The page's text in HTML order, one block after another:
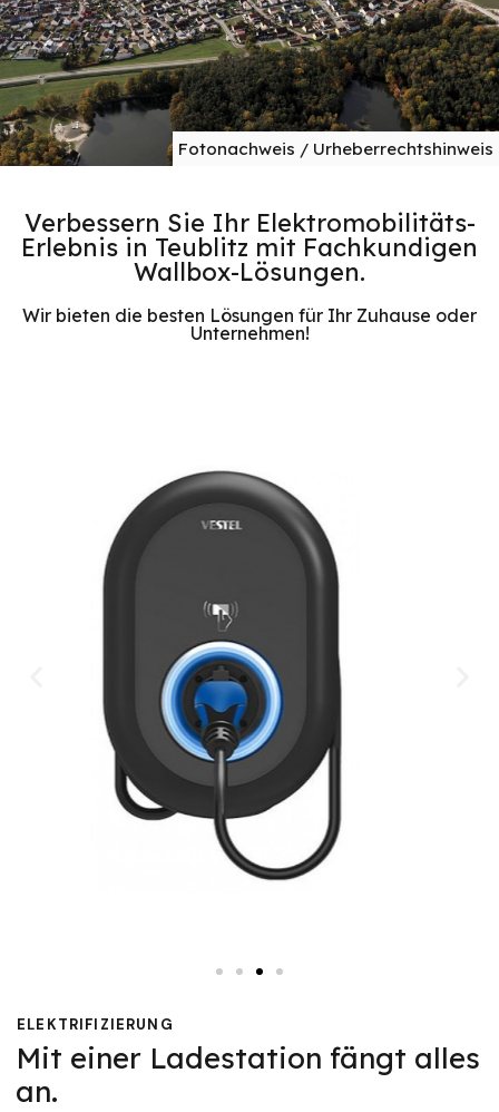
Fotonachweis / Urheberrechtshinweis
Verbessern Sie Ihr Elektromobilitäts-
Erlebnis in Teublitz mit Fachkundigen
Wallbox-Lösungen.
Wir bieten die besten Lösungen für Ihr Zuhause oder
Unternehmen!
ELEKTRIFIZIERUNG
Mit einer Ladestation fängt alles
an.